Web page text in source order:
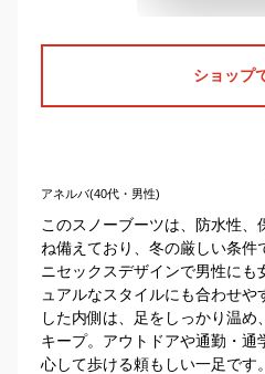
ショップ
アネルバ(40代・男性)
このスノーブーツは、防水性
ね備えており、冬の厳しい条件
ニセックスデザインで男性にも
ュアルなスタイルにも合わせや
した内側は、足をしっかり温
キープ。アウトドアや通勤・通
心して歩ける頼もしい一足です